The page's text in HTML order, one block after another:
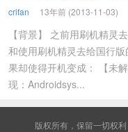
crifan 13年前 (2013-11-03)
【背景】 之前用刷机精灵
和使用刷机精灵去给国行
果却使得开机变成： 【未
现：Androidsys...
版权所有，保留一切权利